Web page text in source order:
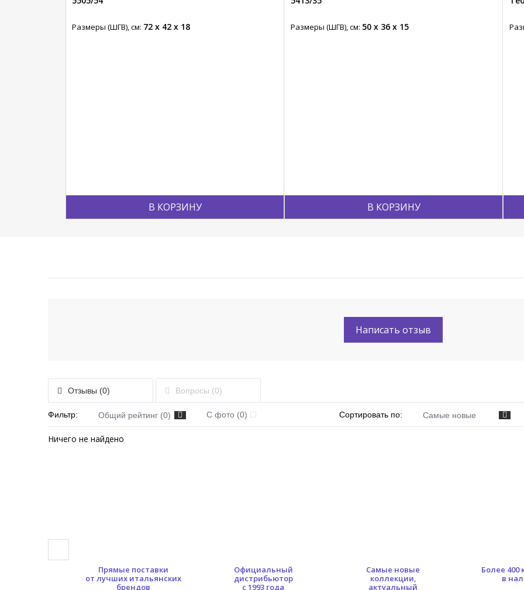
В КОРЗИНУ
Размеры (ШГВ), см: 72 x 42 x 18
В КОРЗИНУ
Размеры (ШГВ), см: 50 x 36 x 15
Написать отзыв
Отзывы (0) Вопросы (0)
Фильтр: Общий рейтинг (0) С фото (0) Сортировать по: Самые новые
Ничего не найдено
Прямые поставки
от лучших итальянских
брендов
Официальный
дистрибьютор
с 1993 года
Самые новые
коллекции,
актуальный
Более 400
в